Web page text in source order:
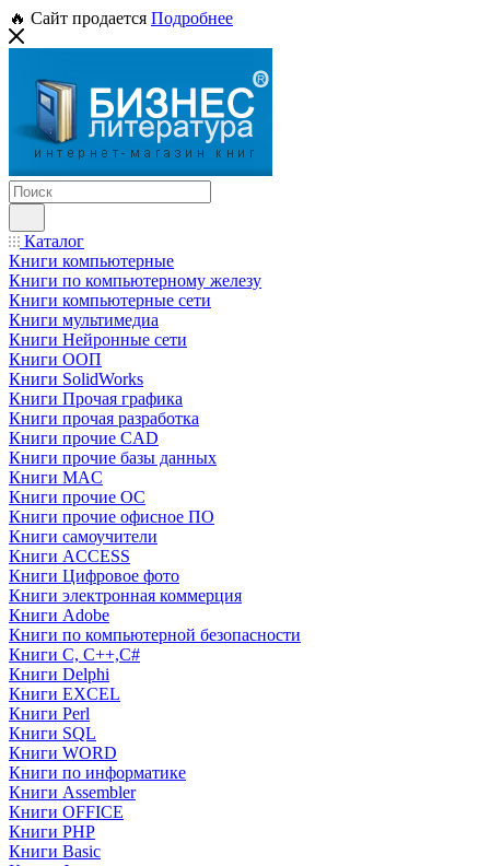
🔥 Сайт продается Подробнее
Каталог
Книги компьютерные
Книги по компьютерному железу
Книги компьютерные сети
Книги мультимедиа
Книги Нейронные сети
Книги ООП
Книги SolidWorks
Книги Прочая графика
Книги прочая разработка
Книги прочие CAD
Книги прочие базы данных
Книги MAC
Книги прочие ОС
Книги прочие офисное ПО
Книги самоучители
Книги ACCESS
Книги Цифровое фото
Книги электронная коммерция
Книги Adobe
Книги по компьютерной безопасности
Книги C, C++,С#
Книги Delphi
Книги EXCEL
Книги Perl
Книги SQL
Книги WORD
Книги по информатике
Книги Assembler
Книги OFFICE
Книги PHP
Книги Basic